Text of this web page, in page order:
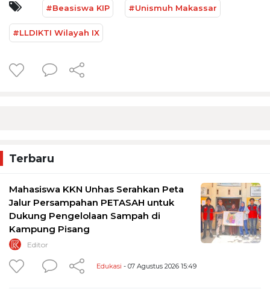
#Beasiswa KIP #Unismuh Makassar
#LLDIKTI Wilayah IX
Terbaru
Mahasiswa KKN Unhas Serahkan Peta
Jalur Persampahan PETASAH untuk
Dukung Pengelolaan Sampah di
Kampung Pisang
Editor
Edukasi - 07 Agustus 2026 15:49